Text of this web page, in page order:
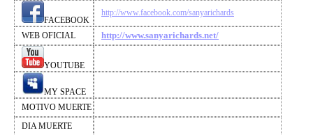
FACEBOOK
http://www.facebook.com/sanyarichards
WEB OFICIAL http://www.sanyarichards.net/
YOUTUBE
MY SPACE
MOTIVO MUERTE
DIA MUERTE